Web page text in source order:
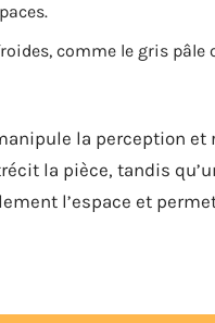
comme le gris
la perception et
la pièce, tandis
l’espace et